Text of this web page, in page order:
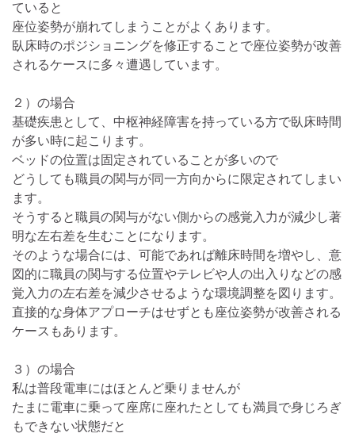
ていると
座位姿勢が崩れてしまうことがよくあります。
臥床時のポジショニングを修正することで座位姿勢が改善
されるケースに多々遭遇しています。
２）の場合
基礎疾患として、中枢神経障害を持っている方で臥床時間
が多い時に起こります。
ベッドの位置は固定されていることが多いので
どうしても職員の関与が同一方向からに限定されてしまい
ます。
そうすると職員の関与がない側からの感覚入力が減少し著
明な左右差を生むことになります。
そのような場合には、可能であれば離床時間を増やし、意
図的に職員の関与する位置やテレビや人の出入りなどの感
覚入力の左右差を減少させるような環境調整を図ります。
直接的な身体アプローチはせずとも座位姿勢が改善される
ケースもあります。
３）の場合
私は普段電車にはほとんど乗りませんが
たまに電車に乗って座席に座れたとしても満員で身じろぎ
もできない状態だと